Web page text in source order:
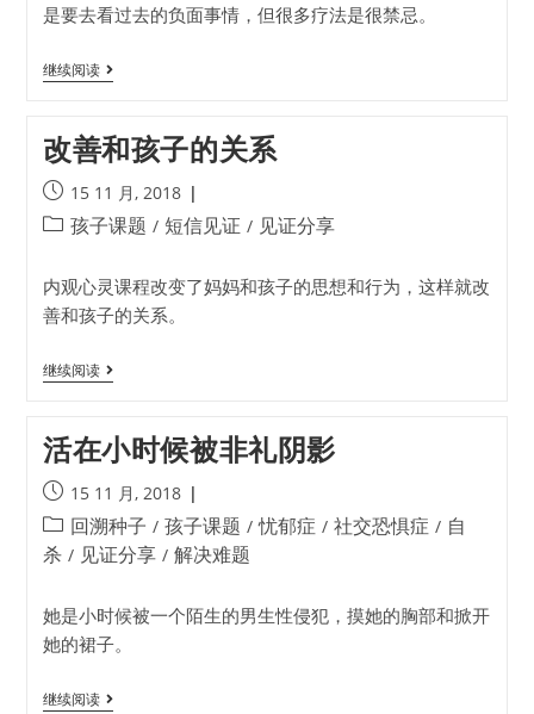
是要去看过去的负面事情，但很多疗法是很禁忌。
继续阅读
改善和孩子的关系
15 11 月, 2018
孩子课题 / 短信见证 / 见证分享
内观心灵课程改变了妈妈和孩子的思想和行为，这样就改
善和孩子的关系。
继续阅读
活在小时候被非礼阴影
15 11 月, 2018
回溯种子 / 孩子课题 / 忧郁症 / 社交恐惧症 / 自
杀 / 见证分享 / 解决难题
她是小时候被一个陌生的男生性侵犯，摸她的胸部和掀开
她的裙子。
继续阅读